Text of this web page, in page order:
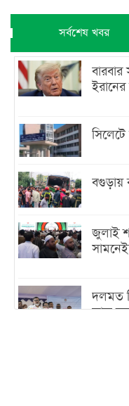
সর্বশেষ খবর
ইরানের
বগুড়ায়
জুলাই
দলমত
কাজ